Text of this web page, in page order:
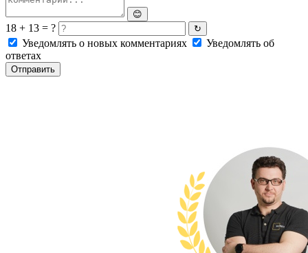
😊
18 + 13 = ? ↻
Уведомлять о новых комментариях
Уведомлять об
ответах
Отправить